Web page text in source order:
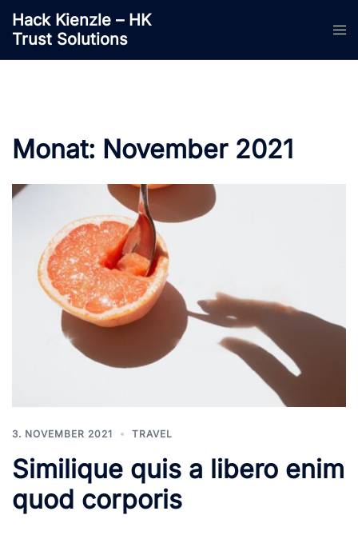
Zum
Inhalt
Hack Kienzle – HK
Trust Solutions
Monat: November 2021
3. NOVEMBER 2021 TRAVEL
Similique quis a libero enim
quod corporis